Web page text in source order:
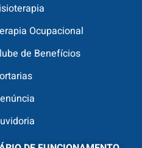
Ocupacional
de Benefícios